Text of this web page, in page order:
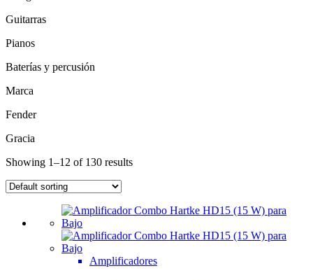
Guitarras
Pianos
Baterías y percusión
Marca
Fender
Gracia
Showing 1–12 of 130 results
Amplificadores